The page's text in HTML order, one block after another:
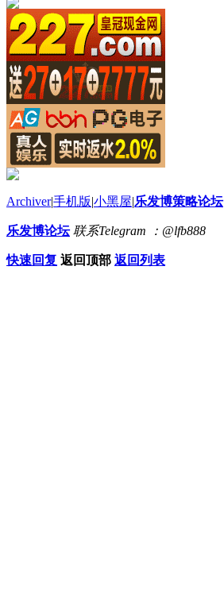
Archiver|手机版|小黑屋|乐发博策略论坛
乐发博论坛 联系Telegram ：@lfb888
快速回复 返回顶部 返回列表